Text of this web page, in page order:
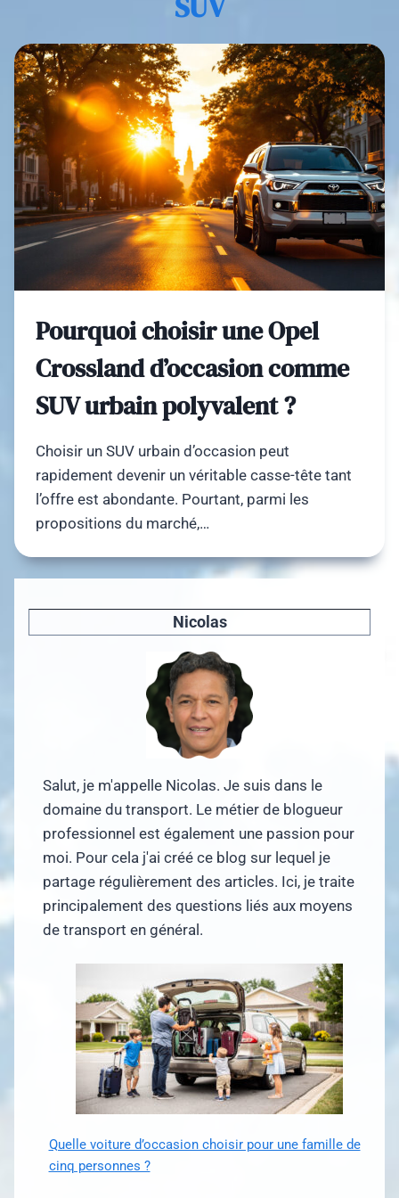
Pourquoi choisir une Opel
Crossland d’occasion comme
SUV urbain polyvalent ?
Choisir un SUV urbain d’occasion peut
rapidement devenir un véritable casse-tête tant
l’offre est abondante. Pourtant, parmi les
propositions du marché,…
Nicolas
Salut, je m'appelle Nicolas. Je suis dans le
domaine du transport. Le métier de blogueur
professionnel est également une passion pour
moi. Pour cela j'ai créé ce blog sur lequel je
partage régulièrement des articles. Ici, je traite
principalement des questions liés aux moyens
de transport en général.
Quelle voiture d’occasion choisir pour une famille de
cinq personnes ?